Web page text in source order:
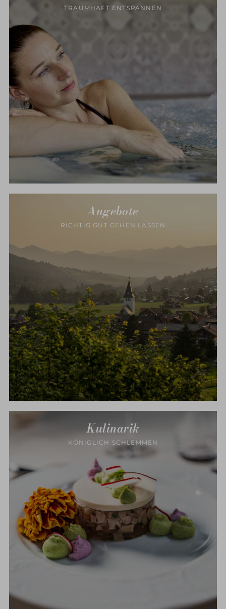
TRAUMHAFT ENTSPANNEN
Angebote
RICHTIG GUT GEHEN LASSEN
Kulinarik
KÖNIGLICH SCHLEMMEN